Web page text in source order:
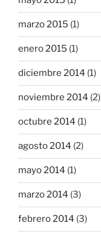
marzo 2015 (1)
enero 2015 (1)
diciembre 2014 (1)
noviembre 2014 (2)
octubre 2014 (1)
agosto 2014 (2)
mayo 2014 (1)
marzo 2014 (3)
febrero 2014 (3)